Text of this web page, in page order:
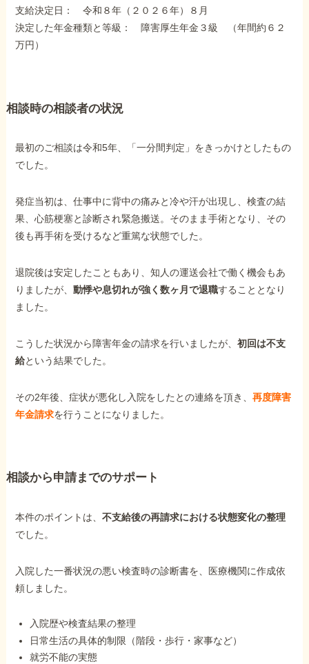
障害年金コラム
事務所について
お客様からの感謝のお手紙
サイトマップ
で受給相談をする
依頼するメリット
089-907-3797
支給決定日： 令和８年（２０２６年）８月
決定した年金種類と等級： 障害厚生年金３級 （年間約６２
万円）
相談時の相談者の状況
最初のご相談は令和5年、「一分間判定」をきっかけとしたもの
でした。
発症当初は、仕事中に背中の痛みと冷や汗が出現し、検査の結
果、心筋梗塞と診断され緊急搬送。そのまま手術となり、その
後も再手術を受けるなど重篤な状態でした。
退院後は安定したこともあり、知人の運送会社で働く機会もあ
りましたが、動悸や息切れが強く数ヶ月で退職することとなり
ました。
こうした状況から障害年金の請求を行いましたが、初回は不支
給という結果でした。
その2年後、症状が悪化し入院をしたとの連絡を頂き、再度障害
年金請求を行うことになりました。
相談から申請までのサポート
本件のポイントは、不支給後の再請求における状態変化の整理
でした。
入院した一番状況の悪い検査時の診断書を、医療機関に作成依
頼しました。
入院歴や検査結果の整理
日常生活の具体的制限（階段・歩行・家事など）
就労不能の実態